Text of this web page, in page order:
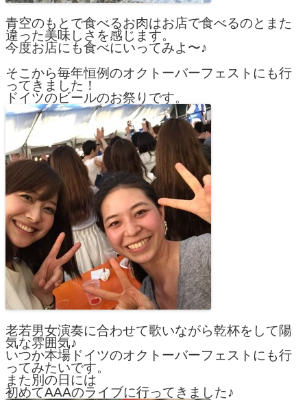
青空のもとで食べるお肉はお店で食べるのとまた
違った美味しさを感じます。
今度お店にも食べにいってみよ〜♪
そこから毎年恒例のオクトーバーフェストにも行
ってきました！
ドイツのビールのお祭りです。
老若男女演奏に合わせて歌いながら乾杯をして陽
気な雰囲気♪
いつか本場ドイツのオクトーバーフェストにも行
ってみたいです。
また別の日には
初めてAAAのライブに行ってきました♪